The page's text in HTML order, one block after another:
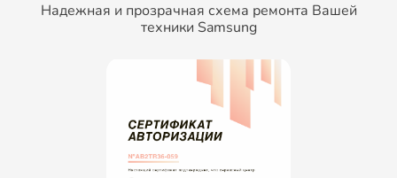
Надежная и прозрачная схема ремонта Вашей
техники Samsung